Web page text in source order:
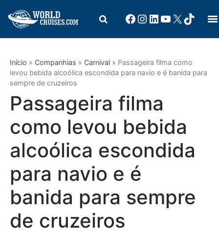
Início » Companhias » Carnival » Passageira filma como
levou bebida alcoólica escondida para navio e é banida para
sempre de cruzeiros
Passageira filma
como levou bebida
alcoólica escondida
para navio e é
banida para sempre
de cruzeiros